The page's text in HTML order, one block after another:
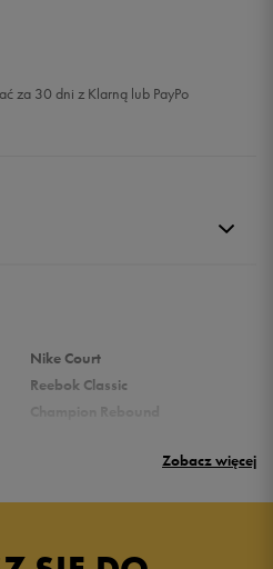
za 30 dni z Klarną lub PayPo
Nike Court
Reebok Classic
Zobacz więcej